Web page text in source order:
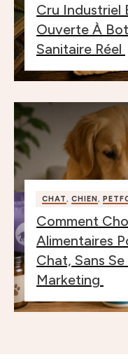
Cru Industriel
Ouverte À
Sanitaire Réel
CHAT, CHIEN,
Comment
Alimentaires
Chat, Sans
Marketing